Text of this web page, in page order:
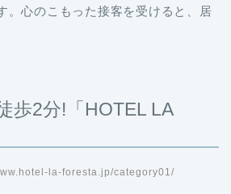
。心のこもった接客を受けると、居
歩2分!「HOTEL LA
la-foresta.jp/category01/